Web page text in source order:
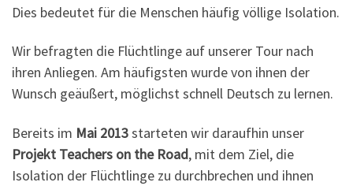
Dies bedeutet für die Menschen häufig völlige Isolation.
Wir befragten die Flüchtlinge auf unserer Tour nach
ihren Anliegen. Am häufigsten wurde von ihnen der
Wunsch geäußert, möglichst schnell Deutsch zu lernen.
Bereits im Mai 2013starteten wir daraufhin unser
Projekt Teachers on the Road, mit dem Ziel, die
Isolation der Flüchtlinge zu durchbrechen und ihnen